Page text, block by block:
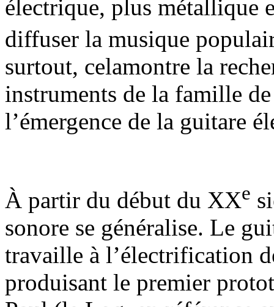
électrique, plus métallique
diffuser la musique
surtout, celamontre la
instruments de la famille
l’émergence de la guitare
À partir du début du XXe
sonore se généralise. Le
travaille à l’électrification
produisant le premier